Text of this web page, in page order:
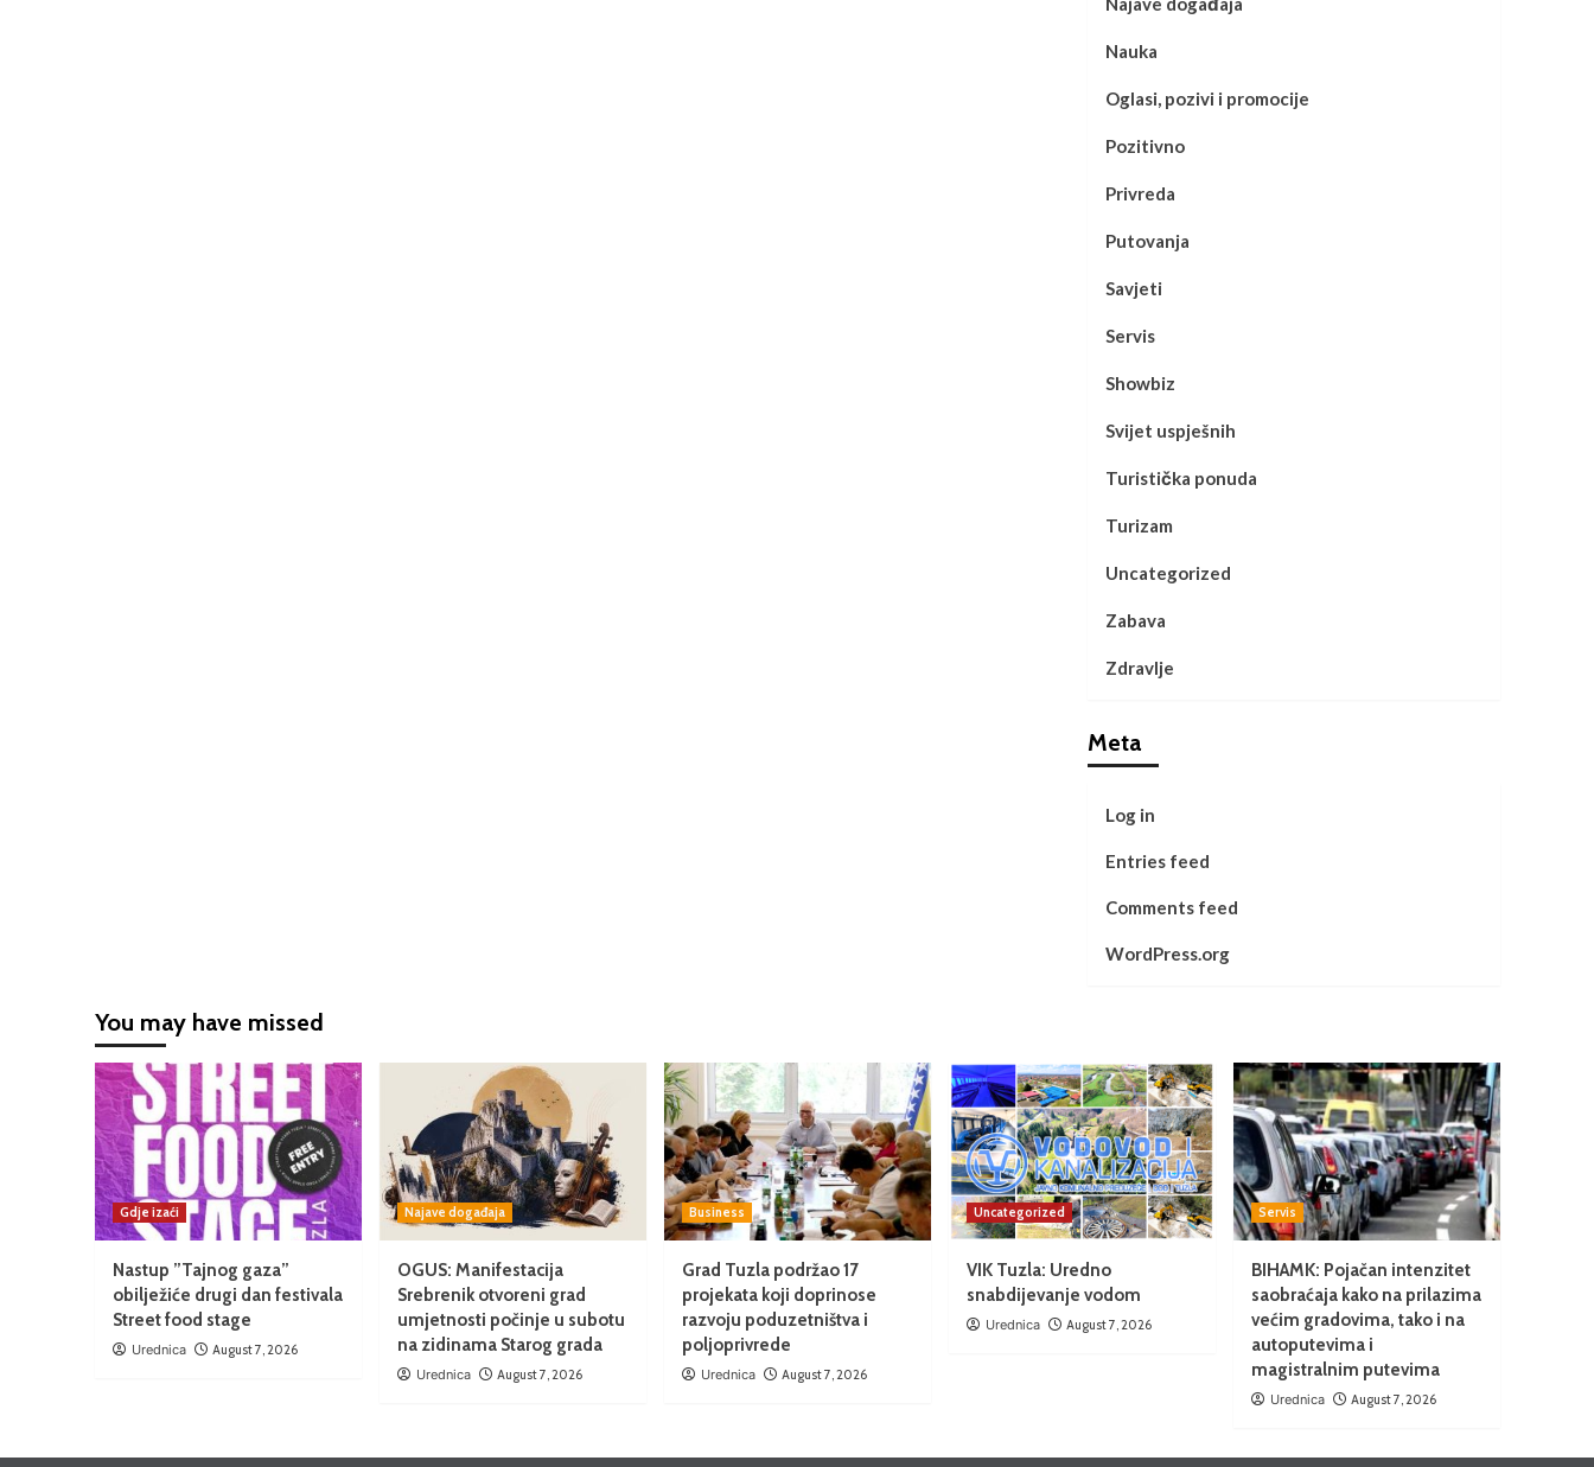
Nauka
Oglasi, pozivi i promocije
Pozitivno
Privreda
Putovanja
Savjeti
Servis
Showbiz
Svijet uspješnih
Turistička ponuda
Turizam
Uncategorized
Zabava
Zdravlje
Meta
Log in
Entries feed
Comments feed
WordPress.org
You may have missed
Gdje izaći
Nastup ”Tajnog gaza”
obilježiće drugi dan festivala
Street food stage
Urednica August 7, 2026
Najave događaja
OGUS: Manifestacija
Srebrenik otvoreni grad
umjetnosti počinje u subotu
na zidinama Starog grada
Urednica August 7, 2026
Business
Grad Tuzla podržao 17
projekata koji doprinose
razvoju poduzetništva i
poljoprivrede
Urednica August 7, 2026
Uncategorized
VIK Tuzla: Uredno
snabdijevanje vodom
Urednica August 7, 2026
Servis
BIHAMK: Pojačan intenzitet
saobraćaja kako na prilazima
većim gradovima, tako i na
autoputevima i
magistralnim putevima
Urednica August 7, 2026